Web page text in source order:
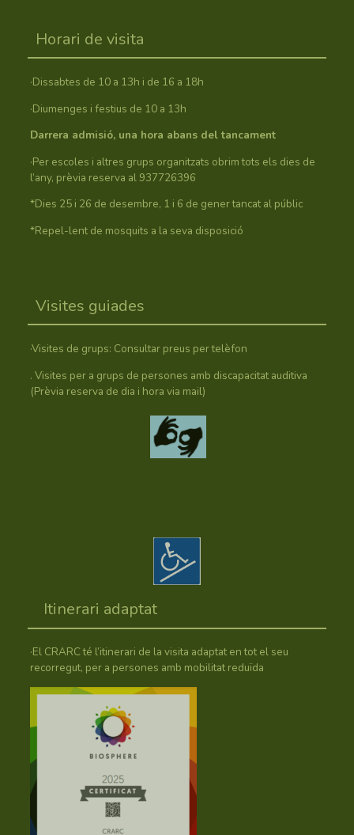
Horari de visita
·Dissabtes de 10 a 13h i de 16 a 18h
·Diumenges i festius de 10 a 13h
Darrera admisió, una hora abans del tancament
·Per escoles i altres grups organitzats obrim tots els dies de
l’any, prèvia reserva al 937726396
*Dies 25 i 26 de desembre, 1 i 6 de gener tancat al públic
*Repel-lent de mosquits a la seva disposició
Visites guiades
·Visites de grups: Consultar preus per telèfon
. Visites per a grups de persones amb discapacitat auditiva
(Prèvia reserva de dia i hora via mail)
Itinerari adaptat
·El CRARC té l’itinerari de la visita adaptat en tot el seu
recorregut, per a persones amb mobilitat reduïda